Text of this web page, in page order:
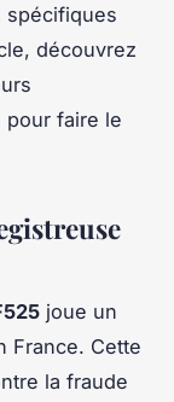
spécifiques
découvrez
pour faire le
joue un
France. Cette
la fraude